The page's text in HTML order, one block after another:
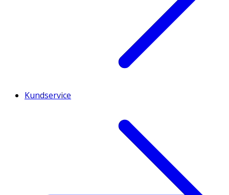
Kundservice